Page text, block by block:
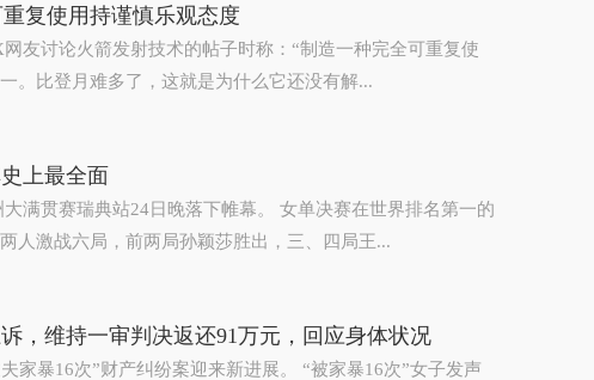
复使用持谨慎乐观态度
友讨论火箭发射技术的帖子时称：“制造一种完全可重复使
。比登月难多了，这就是为什么它还没有解...
上最全面
满贯赛瑞典站24日晚落下帷幕。 女单决赛在世界排名第一的
人激战六局，前两局孙颖莎胜出，三、四局王...
，维持一审判决返还91万元，回应身体状况
家暴16次”财产纠纷案迎来新进展。 “被家暴16次”女子发声